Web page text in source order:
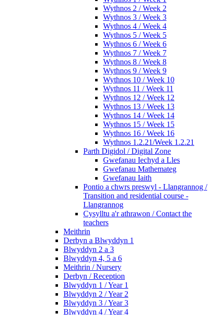
Wythnos 2 / Week 2
Wythnos 3 / Week 3
Wythnos 4 / Week 4
Wythnos 5 / Week 5
Wythnos 6 / Week 6
Wythnos 7 / Week 7
Wythnos 8 / Week 8
Wythnos 9 / Week 9
Wythnos 10 / Week 10
Wythnos 11 / Week 11
Wythnos 12 / Week 12
Wythnos 13 / Week 13
Wythnos 14 / Week 14
Wythnos 15 / Week 15
Wythnos 16 / Week 16
Wythnos 1.2.21/Week 1.2.21
Parth Digidol / Digital Zone
Gwefanau Iechyd a Lles
Gwefanau Mathemateg
Gwefanau Iaith
Pontio a chwrs preswyl - Llangrannog /
Transition and residential course -
Llangrannog
Cysylltu a'r athrawon / Contact the
teachers
Meithrin
Derbyn a Blwyddyn 1
Blwyddyn 2 a 3
Blwyddyn 4, 5 a 6
Meithrin / Nursery
Derbyn / Reception
Blwyddyn 1 / Year 1
Blwyddyn 2 / Year 2
Blwyddyn 3 / Year 3
Blwyddyn 4 / Year 4